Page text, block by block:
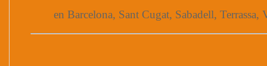
en Barcelona, Sant Cugat, Sabadell, Terrassa,